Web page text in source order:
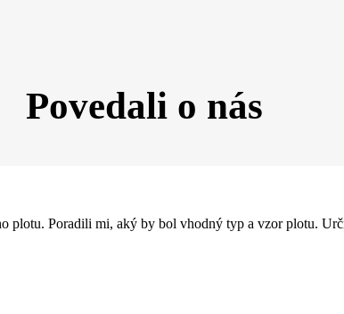
Povedali o nás
plotu. Poradili mi, aký by bol vhodný typ a vzor plotu.